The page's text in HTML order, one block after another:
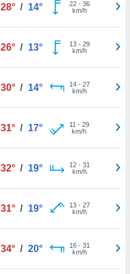
28° / 14° 22- 36
km/h
26° / 13° 13- 29
km/h
30° / 14° 14- 27
km/h
31° / 17° 11 - 29
km/h
32° / 19° 12- 31
km/h
31° / 19° 13- 27
km/h
34° / 20° 16- 31
km/h